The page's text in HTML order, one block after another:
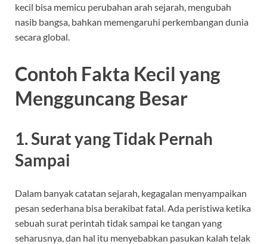
kecil bisa memicu perubahan arah sejarah, mengubah
nasib bangsa, bahkan memengaruhi perkembangan dunia
secara global.
Contoh Fakta Kecil yang
Mengguncang Besar
1. Surat yang Tidak Pernah
Sampai
Dalam banyak catatan sejarah, kegagalan menyampaikan
pesan sederhana bisa berakibat fatal. Ada peristiwa ketika
sebuah surat perintah tidak sampai ke tangan yang
seharusnya, dan hal itu menyebabkan pasukan kalah telak